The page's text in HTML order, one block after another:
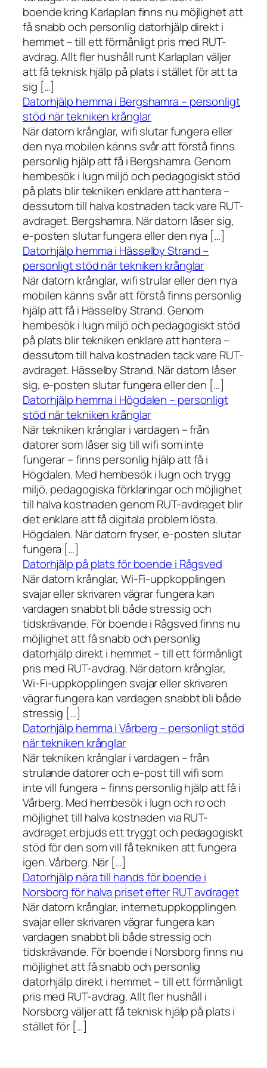
boende kring Karlaplan finns nu möjlighet att
få snabb och personlig datorhjälp direkt i
hemmet – till ett förmånligt pris med RUT-
avdrag. Allt fler hushåll runt Karlaplan väljer
att få teknisk hjälp på plats i stället för att ta
sig […]
Datorhjälp hemma i Bergshamra – personligt
stöd när tekniken krånglar
När datorn krånglar, wifi slutar fungera eller
den nya mobilen känns svår att förstå finns
personlig hjälp att få i Bergshamra. Genom
hembesök i lugn miljö och pedagogiskt stöd
på plats blir tekniken enklare att hantera –
dessutom till halva kostnaden tack vare RUT-
avdraget. Bergshamra. När datorn låser sig,
e-posten slutar fungera eller den nya […]
Datorhjälp hemma i Hässelby Strand –
personligt stöd när tekniken krånglar
När datorn krånglar, wifi strular eller den nya
mobilen känns svår att förstå finns personlig
hjälp att få i Hässelby Strand. Genom
hembesök i lugn miljö och pedagogiskt stöd
på plats blir tekniken enklare att hantera –
dessutom till halva kostnaden tack vare RUT-
avdraget. Hässelby Strand. När datorn låser
sig, e-posten slutar fungera eller den […]
Datorhjälp hemma i Högdalen – personligt
stöd när tekniken krånglar
När tekniken krånglar i vardagen – från
datorer som låser sig till wifi som inte
fungerar – finns personlig hjälp att få i
Högdalen. Med hembesök i lugn och trygg
miljö, pedagogiska förklaringar och möjlighet
till halva kostnaden genom RUT-avdraget blir
det enklare att få digitala problem lösta.
Högdalen. När datorn fryser, e-posten slutar
fungera […]
Datorhjälp på plats för boende i Rågsved
När datorn krånglar, Wi-Fi-uppkopplingen
svajar eller skrivaren vägrar fungera kan
vardagen snabbt bli både stressig och
tidskrävande. För boende i Rågsved finns nu
möjlighet att få snabb och personlig
datorhjälp direkt i hemmet – till ett förmånligt
pris med RUT-avdrag. När datorn krånglar,
Wi-Fi-uppkopplingen svajar eller skrivaren
vägrar fungera kan vardagen snabbt bli både
stressig […]
Datorhjälp hemma i Vårberg – personligt stöd
när tekniken krånglar
När tekniken krånglar i vardagen – från
strulande datorer och e-post till wifi som
inte vill fungera – finns personlig hjälp att få i
Vårberg. Med hembesök i lugn och ro och
möjlighet till halva kostnaden via RUT-
avdraget erbjuds ett tryggt och pedagogiskt
stöd för den som vill få tekniken att fungera
igen. Vårberg. När […]
Datorhjälp nära till hands för boende i
Norsborg för halva priset efter RUT avdraget
När datorn krånglar, internetuppkopplingen
svajar eller skrivaren vägrar fungera kan
vardagen snabbt bli både stressig och
tidskrävande. För boende i Norsborg finns nu
möjlighet att få snabb och personlig
datorhjälp direkt i hemmet – till ett förmånligt
pris med RUT-avdrag. Allt fler hushåll i
Norsborg väljer att få teknisk hjälp på plats i
stället för […]